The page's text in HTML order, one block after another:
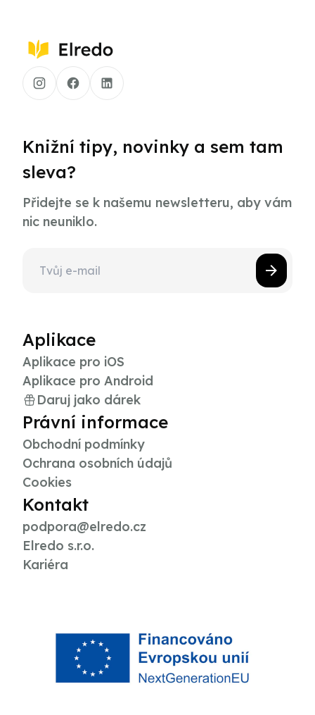
Knižní tipy, novinky a sem tam
sleva?
Přidejte se k našemu newsletteru, aby vám
nic neuniklo.
Aplikace
Aplikace pro iOS
Aplikace pro Android
Daruj jako dárek
Právní informace
Obchodní podmínky
Ochrana osobních údajů
Cookies
Kontakt
podpora@elredo.cz
Elredo s.r.o.
Kariéra